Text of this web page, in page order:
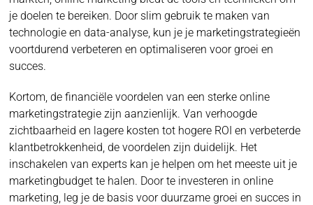
je doelen te bereiken. Door slim gebruik te maken van
technologie en data-analyse, kun je je marketingstrategieën
voortdurend verbeteren en optimaliseren voor groei en
succes.
Kortom, de financiële voordelen van een sterke online
marketingstrategie zijn aanzienlijk. Van verhoogde
zichtbaarheid en lagere kosten tot hogere ROI en verbeterde
klantbetrokkenheid, de voordelen zijn duidelijk. Het
inschakelen van experts kan je helpen om het meeste uit je
marketingbudget te halen. Door te investeren in online
marketing, leg je de basis voor duurzame groei en succes in